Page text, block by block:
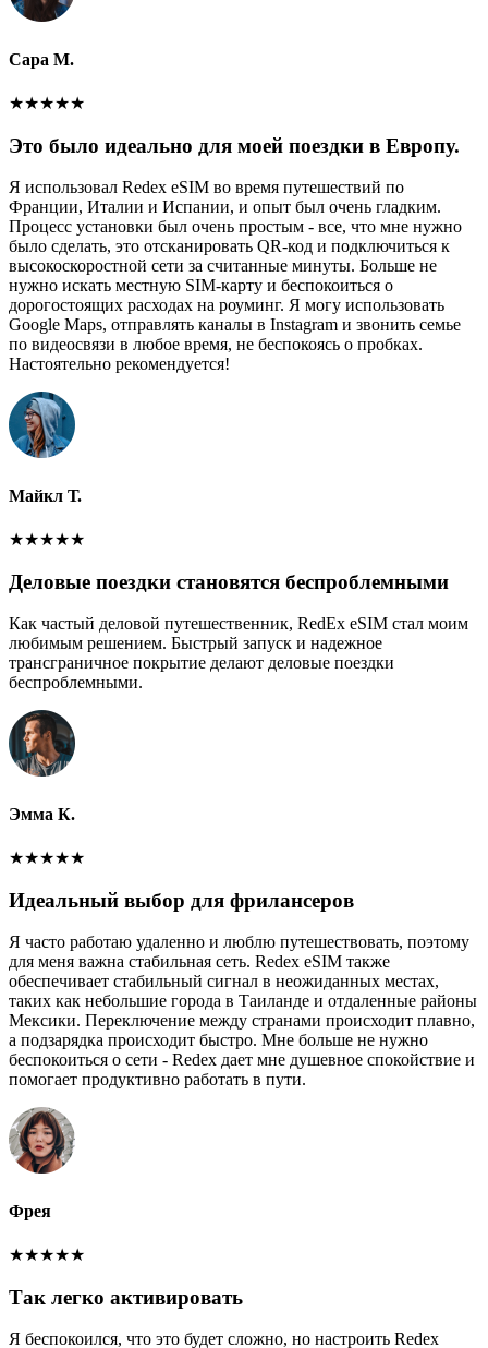
Сара М.
★★★★★
Это было идеально для моей поездки в Европу.
Я использовал Redex eSIM во время путешествий по
Франции, Италии и Испании, и опыт был очень гладким.
Процесс установки был очень простым - все, что мне нужно
было сделать, это отсканировать QR-код и подключиться к
высокоскоростной сети за считанные минуты. Больше не
нужно искать местную SIM-карту и беспокоиться о
дорогостоящих расходах на роуминг. Я могу использовать
Google Maps, отправлять каналы в Instagram и звонить семье
по видеосвязи в любое время, не беспокоясь о пробках.
Настоятельно рекомендуется!
Майкл Т.
★★★★★
Деловые поездки становятся беспроблемными
Как частый деловой путешественник, RedEx eSIM стал моим
любимым решением. Быстрый запуск и надежное
трансграничное покрытие делают деловые поездки
беспроблемными.
Эмма К.
★★★★★
Идеальный выбор для фрилансеров
Я часто работаю удаленно и люблю путешествовать, поэтому
для меня важна стабильная сеть. Redex eSIM также
обеспечивает стабильный сигнал в неожиданных местах,
таких как небольшие города в Таиланде и отдаленные районы
Мексики. Переключение между странами происходит плавно,
а подзарядка происходит быстро. Мне больше не нужно
беспокоиться о сети - Redex дает мне душевное спокойствие и
помогает продуктивно работать в пути.
Фрея
★★★★★
Так легко активировать
Я беспокоился, что это будет сложно, но настроить Redex